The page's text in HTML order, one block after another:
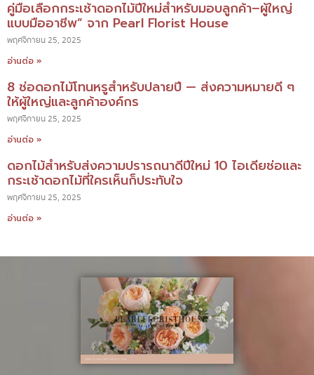
คู่มือเลือกกระเช้าดอกไม้ปีใหม่สำหรับมอบลูกค้า–ผู้ใหญ่
แบบมืออาชีพ” จาก Pearl Florist House
พฤศจิกายน 25, 2025
อ่านต่อ »
8 ช่อดอกไม้โทนหรูสำหรับปลายปี — ส่งความหมายดี ๆ
ให้ผู้ใหญ่และลูกค้าองค์กร
พฤศจิกายน 25, 2025
อ่านต่อ »
ดอกไม้สำหรับส่งความปรารถนาดีปีใหม่ 10 ไอเดียช่อและ
กระเช้าดอกไม้ที่ใครเห็นก็ประทับใจ
พฤศจิกายน 25, 2025
อ่านต่อ »